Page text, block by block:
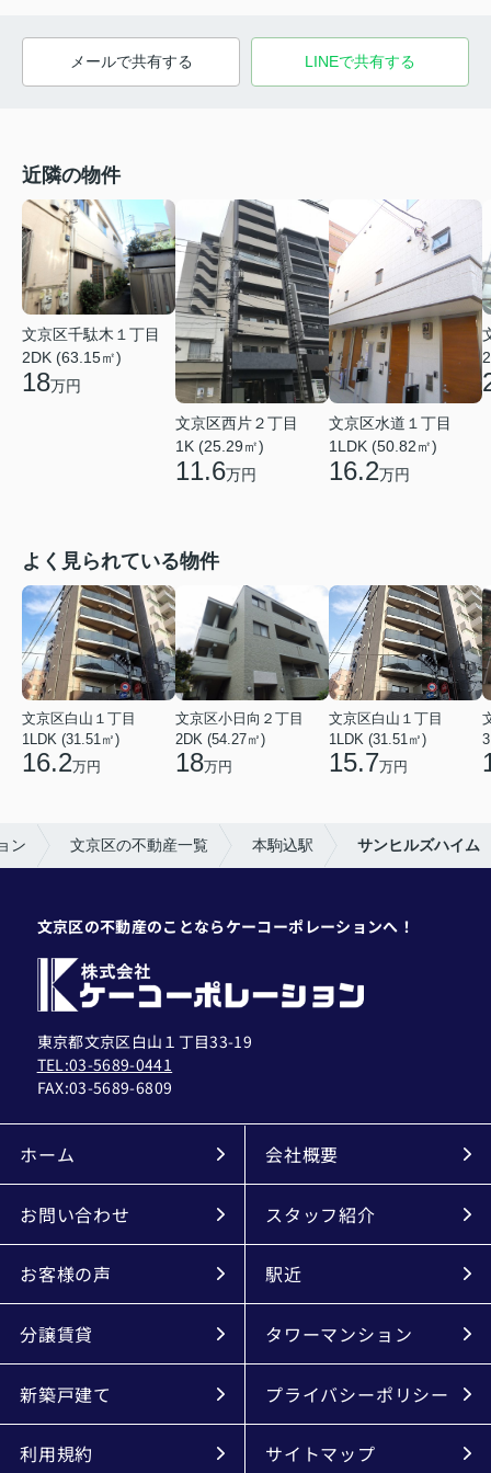
メールで共有する LINEで共有する
近隣の物件
文京区千駄木１丁目
2DK (63.15㎡)
18万円
文京区西片２丁目
1K (25.29㎡)
11.6万円
文京区水道１丁目
1LDK (50.82㎡)
16.2万円
よく見られている物件
文京区白山１丁目
1LDK (31.51㎡)
16.2万円
文京区小日向２丁目
2DK (54.27㎡)
18万円
文京区白山１丁目
1LDK (31.51㎡)
15.7万円
ン 文京区の不動産一覧 本駒込駅 サンヒルズハイム
文京区の不動産のことならケーコーポレーションへ！
東京都文京区白山１丁目33-19
TEL:03-5689-0441
FAX:03-5689-6809
ホーム 会社概要
お問い合わせ スタッフ紹介
お客様の声 駅近
分譲賃貸 タワーマンション
新築戸建て プライバシーポリシー
利用規約 サイトマップ